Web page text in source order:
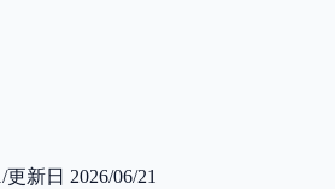
/更新日 2026/06/21